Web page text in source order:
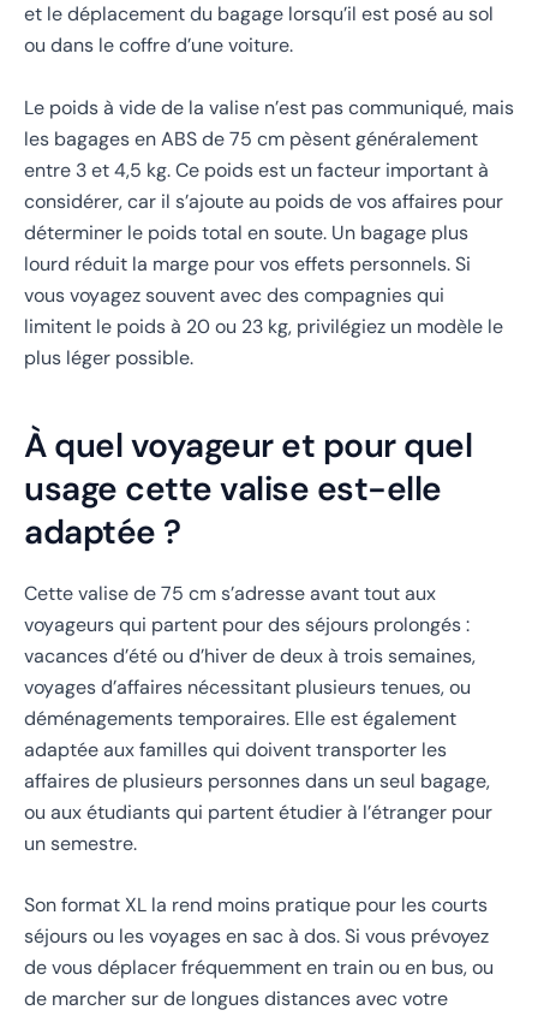
et le déplacement du bagage lorsqu’il est posé au sol
ou dans le coffre d’une voiture.
Le poids à vide de la valise n’est pas communiqué, mais
les bagages en ABS de 75 cm pèsent généralement
entre 3 et 4,5 kg. Ce poids est un facteur important à
considérer, car il s’ajoute au poids de vos affaires pour
déterminer le poids total en soute. Un bagage plus
lourd réduit la marge pour vos effets personnels. Si
vous voyagez souvent avec des compagnies qui
limitent le poids à 20 ou 23 kg, privilégiez un modèle le
plus léger possible.
À quel voyageur et pour quel
usage cette valise est-elle
adaptée ?
Cette valise de 75 cm s’adresse avant tout aux
voyageurs qui partent pour des séjours prolongés :
vacances d’été ou d’hiver de deux à trois semaines,
voyages d’affaires nécessitant plusieurs tenues, ou
déménagements temporaires. Elle est également
adaptée aux familles qui doivent transporter les
affaires de plusieurs personnes dans un seul bagage,
ou aux étudiants qui partent étudier à l’étranger pour
un semestre.
Son format XL la rend moins pratique pour les courts
séjours ou les voyages en sac à dos. Si vous prévoyez
de vous déplacer fréquemment en train ou en bus, ou
de marcher sur de longues distances avec votre